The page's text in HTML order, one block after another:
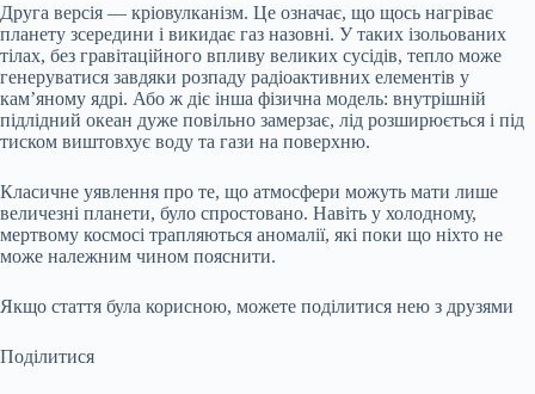
Друга версія — кріовулканізм. Це означає, що щось нагріває
планету зсередини і викидає газ назовні. У таких ізольованих
тілах, без гравітаційного впливу великих сусідів, тепло може
генеруватися завдяки розпаду радіоактивних елементів у
кам’яному ядрі. Або ж діє інша фізична модель: внутрішній
підлідний океан дуже повільно замерзає, лід розширюється і під
тиском виштовхує воду та гази на поверхню.
Класичне уявлення про те, що атмосфери можуть мати лише
величезні планети, було спростовано. Навіть у холодному,
мертвому космосі трапляються аномалії, які поки що ніхто не
може належним чином пояснити.
Якщо стаття була корисною, можете поділитися нею з друзями
Поділитися